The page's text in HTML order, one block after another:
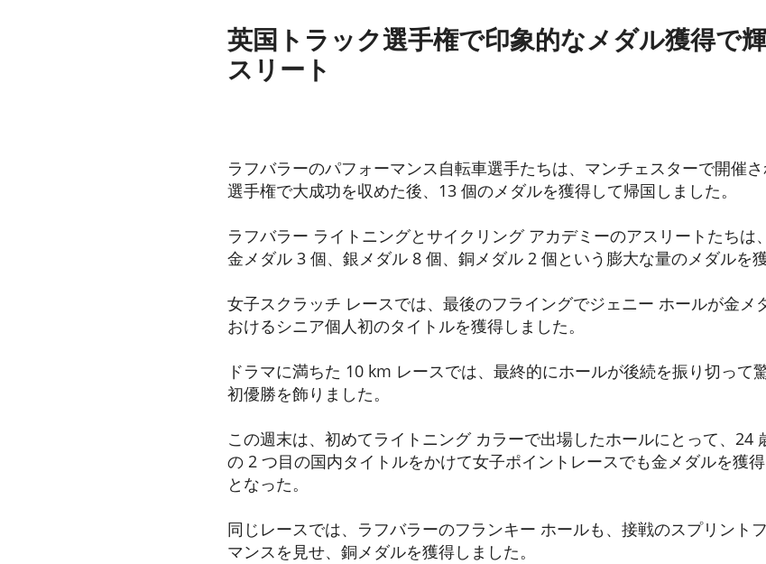
英国トラック選手権で印象的なメダル獲得で
スリート
ラフバラーのパフォーマンス自転車選手たちは、マンチェスターで開催
選手権で大成功を収めた後、13 個のメダルを獲得して帰国しました。
ラフバラー ライトニングとサイクリング アカデミーのアスリートたちは
金メダル 3 個、銀メダル 8 個、銅メダル 2 個という膨大な量のメダルを獲
女子スクラッチ レースでは、最後のフライングでジェニー ホールが金メ
おけるシニア個人初のタイトルを獲得しました。
ドラマに満ちた 10 km レースでは、最終的にホールが後続を振り切って
初優勝を飾りました。
この週末は、初めてライトニング カラーで出場したホールにとって、24
の 2 つ目の国内タイトルをかけて女子ポイントレースでも金メダルを獲
となった。
同じレースでは、ラフバラーのフランキー ホールも、接戦のスプリント
マンスを見せ、銅メダルを獲得しました。